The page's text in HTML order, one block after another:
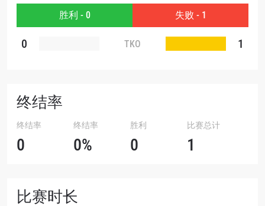
胜利 - 0 失败 - 1
0 TKO 1
终结率
终结率
0
终结率
0%
胜利
0
比赛总计
1
比赛时长
名字
的隐私政策，我们将收集、使用和披露您的信息。